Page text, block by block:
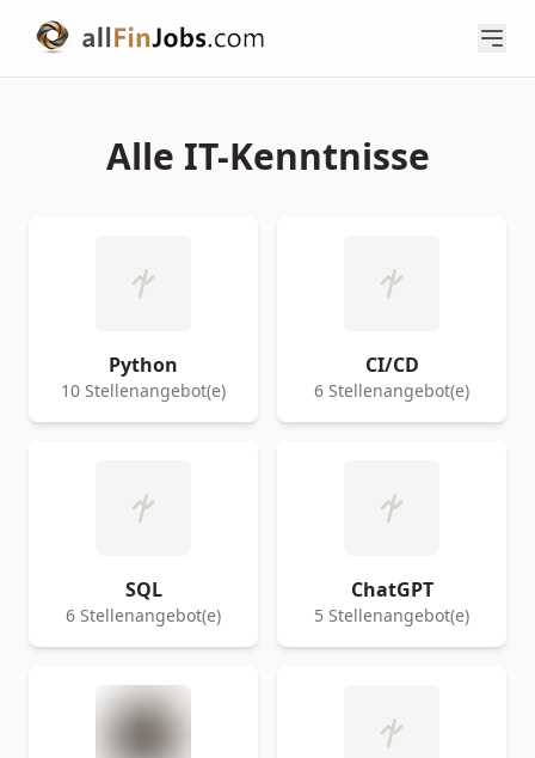
Alle IT-Kenntnisse
Python
10 Stellenangebot(e)
CI/CD
6 Stellenangebot(e)
SQL
6 Stellenangebot(e)
ChatGPT
5 Stellenangebot(e)